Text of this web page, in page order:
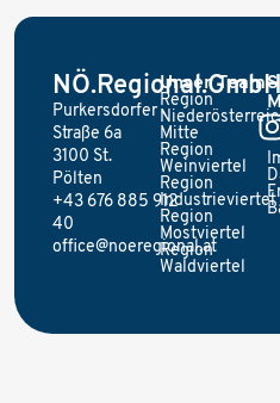
Purkersdorfer
Straße 6a
3100 St.
Pölten
+43 676 885 912
40
office@noeregional.at
Unser Team
Region
Mitte
Region
Weinviertel
Region
Industrieviertel
Region
Mostviertel
Region
Waldviertel